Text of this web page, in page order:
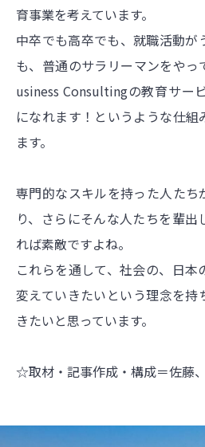
育事業を考えています。
中卒でも高卒でも、就職活動が
も、普通のサラリーマンをやっ
usiness Consultingの教育サー
になれます！というような仕
ます。
専門的なスキルを持った人たち
り、さらにそんな人たちを輩
れば素敵ですよね。
これらを通して、社会の、日本
変えていきたいという理念を持
きたいと思っています。
☆取材・記事作成・構成＝佐藤